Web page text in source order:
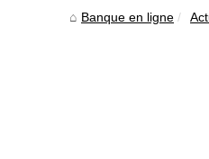
Banque en ligne